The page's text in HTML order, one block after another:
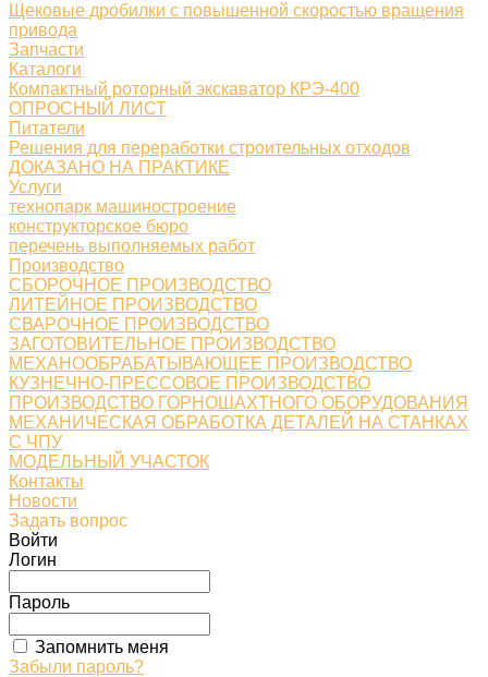
Щековые дробилки с повышенной скоростью вращения
привода
Запчасти
Каталоги
Компактный роторный экскаватор КРЭ-400
ОПРОСНЫЙ ЛИСТ
Питатели
Решения для переработки строительных отходов
ДОКАЗАНО НА ПРАКТИКЕ
Услуги
технопарк машиностроение
конструкторское бюро
перечень выполняемых работ
Производство
СБОРОЧНОЕ ПРОИЗВОДСТВО
ЛИТЕЙНОЕ ПРОИЗВОДСТВО
СВАРОЧНОЕ ПРОИЗВОДСТВО
ЗАГОТОВИТЕЛЬНОЕ ПРОИЗВОДСТВО
МЕХАНООБРАБАТЫВАЮЩЕЕ ПРОИЗВОДСТВО
КУЗНЕЧНО-ПРЕССОВОЕ ПРОИЗВОДСТВО
ПРОИЗВОДСТВО ГОРНОШАХТНОГО ОБОРУДОВАНИЯ
МЕХАНИЧЕСКАЯ ОБРАБОТКА ДЕТАЛЕЙ НА СТАНКАХ
С ЧПУ
МОДЕЛЬНЫЙ УЧАСТОК
Контакты
Новости
Задать вопрос
Войти
Логин
Пароль
Запомнить меня
Забыли пароль?